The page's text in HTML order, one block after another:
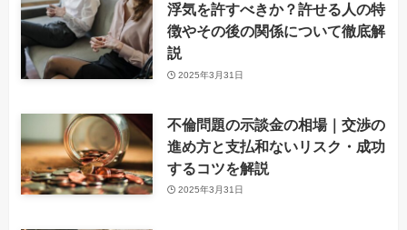
浮気を許すべきか？許せる人の特
徴やその後の関係について徹底解
説
2025年3月31日
不倫問題の示談金の相場｜交渉の
進め方と支払和ないリスク・成功
するコツを解説
2025年3月31日